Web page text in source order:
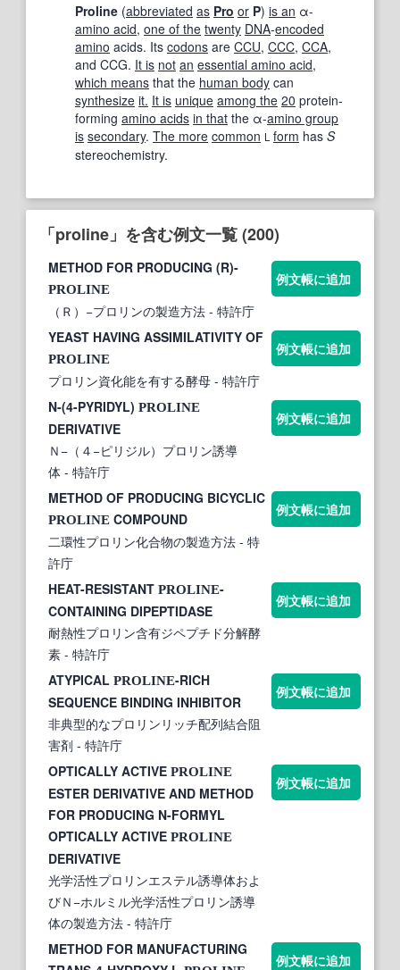
Proline (abbreviated as Pro or P) is an α-
amino acid, one of the twenty DNA-encoded
amino acids. Its codons are CCU, CCC, CCA,
and CCG. It is not an essential amino acid,
which means that the human body can
synthesize it. It is unique among the 20 protein-
forming amino acids in that the α-amino group
is secondary. The more common L form has S
stereochemistry.
「proline」を含む例文一覧 (200)
METHOD FOR PRODUCING (R)-
PROLINE
（Ｒ）−プロリンの製造方法 - 特許庁
例文帳に追加
YEAST HAVING ASSIMILATIVITY OF
PROLINE
プロリン資化能を有する酵母 - 特許庁
例文帳に追加
N-(4-PYRIDYL) PROLINE
DERIVATIVE
Ｎ−（４−ピリジル）プロリン誘導
体 - 特許庁
例文帳に追加
METHOD OF PRODUCING BICYCLIC
PROLINE COMPOUND
二環性プロリン化合物の製造方法 - 特
許庁
例文帳に追加
HEAT-RESISTANT PROLINE-
CONTAINING DIPEPTIDASE
耐熱性プロリン含有ジペプチド分解酵
素 - 特許庁
例文帳に追加
ATYPICAL PROLINE-RICH
SEQUENCE BINDING INHIBITOR
非典型的なプロリンリッチ配列結合阻
害剤 - 特許庁
例文帳に追加
OPTICALLY ACTIVE PROLINE
ESTER DERIVATIVE AND METHOD
FOR PRODUCING N-FORMYL
OPTICALLY ACTIVE PROLINE
DERIVATIVE
光学活性プロリンエステル誘導体およ
びＮ−ホルミル光学活性プロリン誘導
体の製造方法 - 特許庁
例文帳に追加
METHOD FOR MANUFACTURING
例文帳に追加